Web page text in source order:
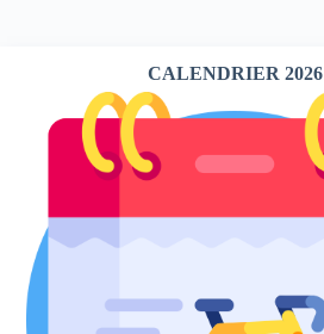
CALENDRIER 2026